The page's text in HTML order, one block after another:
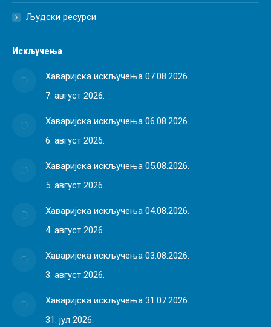
Људски ресурси
Искључења
Хаваријска искључења 07.08.2026.
7. август 2026.
Хаваријска искључења 06.08.2026.
6. август 2026.
Хаваријска искључења 05.08.2026.
5. август 2026.
Хаваријска искључења 04.08.2026.
4. август 2026.
Хаваријска искључења 03.08.2026.
3. август 2026.
Хаваријска искључења 31.07.2026.
31. јул 2026.